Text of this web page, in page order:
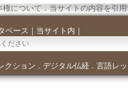
権について．当サイトの内容を引
ベース ｜ 当サイト内 ｜
クション ． デジタル仏経． 言語レ